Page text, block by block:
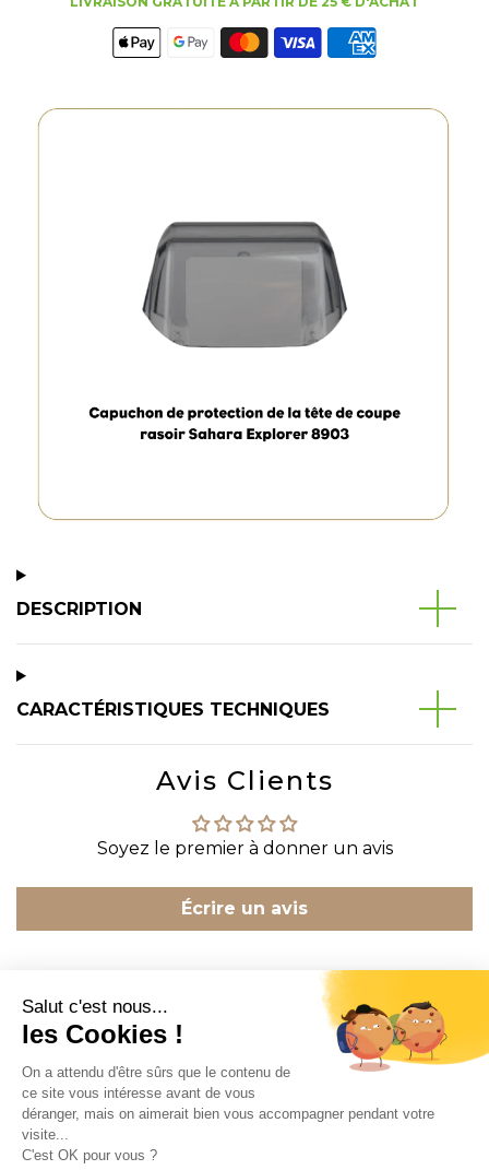
DESCRIPTION
CARACTÉRISTIQUES TECHNIQUES
Avis Clients
Soyez le premier à donner un avis
Écrire un avis
CONTACT
INFORMATION
EN SAVOIR PLUS